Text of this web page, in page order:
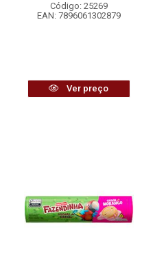
Código: 25269
EAN: 7896061302879
Ver preço